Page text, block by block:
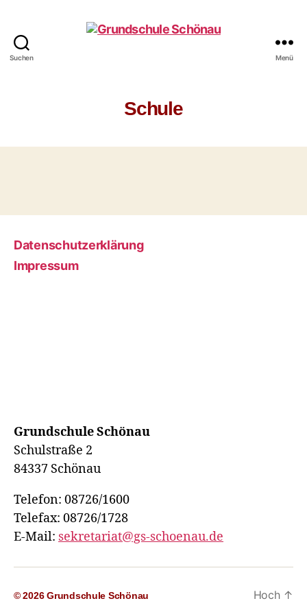
Suchen Menü
Schule
Datenschutzerklärung
Impressum
Grundschule Schönau
Schulstraße 2
84337 Schönau
Telefon: 08726/1600
Telefax: 08726/1728
E-Mail: sekretariat@gs-schoenau.de
© 2026Grundschule Schönau Hoch ↑